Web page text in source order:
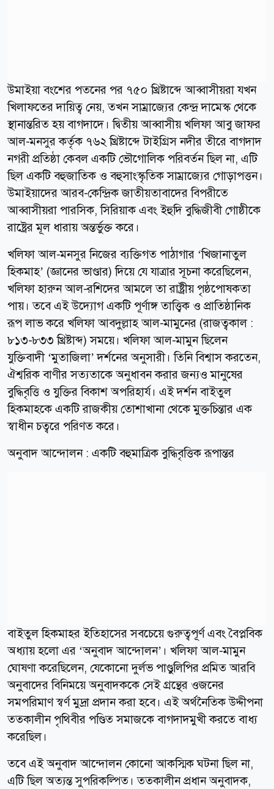
উমাইয়া বংশের পতনের পর ৭৫০ খ্রিষ্টাব্দে আব্বাসীয়রা যখন
খিলাফতের দায়িত্ব নেয়, তখন সাম্রাজ্যের কেন্দ্র দামেস্ক থেকে
স্থানান্তরিত হয় বাগদাদে। দ্বিতীয় আব্বাসীয় খলিফা আবু জাফর
আল-মনসুর কর্তৃক ৭৬২ খ্রিষ্টাব্দে টাইগ্রিস নদীর তীরে বাগদাদ
নগরী প্রতিষ্ঠা কেবল একটি ভৌগোলিক পরিবর্তন ছিল না, এটি
ছিল একটি বহুজাতিক ও বহুসাংস্কৃতিক সাম্রাজ্যের গোড়াপত্তন।
উমাইয়াদের আরব-কেন্দ্রিক জাতীয়তাবাদের বিপরীতে
আব্বাসীয়রা পারসিক, সিরিয়াক এবং ইহুদি বুদ্ধিজীবী গোষ্ঠীকে
রাষ্ট্রের মূল ধারায় অন্তর্ভুক্ত করে।
খলিফা আল-মনসুর নিজের ব্যক্তিগত পাঠাগার ‘খিজানাতুল
হিকমাহ’ (জ্ঞানের ভাণ্ডার) দিয়ে যে যাত্রার সূচনা করেছিলেন,
খলিফা হারুন আল-রশিদের আমলে তা রাষ্ট্রীয় পৃষ্ঠপোষকতা
পায়। তবে এই উদ্যোগ একটি পূর্ণাঙ্গ তাত্ত্বিক ও প্রাতিষ্ঠানিক
রূপ লাভ করে খলিফা আবদুল্লাহ আল-মামুনের (রাজত্বকাল :
৮১৩-৮৩৩ খ্রিষ্টাব্দ) সময়ে। খলিফা আল-মামুন ছিলেন
যুক্তিবাদী ‘মুতাজিলা’ দর্শনের অনুসারী। তিনি বিশ্বাস করতেন,
ঐশ্বরিক বাণীর সত্যতাকে অনুধাবন করার জন্যও মানুষের
বুদ্ধিবৃত্তি ও যুক্তির বিকাশ অপরিহার্য। এই দর্শন বাইতুল
হিকমাহকে একটি রাজকীয় তোশাখানা থেকে মুক্তচিন্তার এক
স্বাধীন চত্বরে পরিণত করে।
অনুবাদ আন্দোলন : একটি বহুমাত্রিক বুদ্ধিবৃত্তিক রূপান্তর
বাইতুল হিকমাহর ইতিহাসের সবচেয়ে গুরুত্বপূর্ণ এবং বৈপ্লবিক
অধ্যায় হলো এর ‘অনুবাদ আন্দোলন’। খলিফা আল-মামুন
ঘোষণা করেছিলেন, যেকোনো দুর্লভ পাণ্ডুলিপির প্রমিত আরবি
অনুবাদের বিনিময়ে অনুবাদককে সেই গ্রন্থের ওজনের
সমপরিমাণ স্বর্ণ মুদ্রা প্রদান করা হবে। এই অর্থনৈতিক উদ্দীপনা
তত্কালীন পৃথিবীর পণ্ডিত সমাজকে বাগদাদমুখী করতে বাধ্য
করেছিল।
তবে এই অনুবাদ আন্দোলন কোনো আকস্মিক ঘটনা ছিল না,
এটি ছিল অত্যন্ত সুপরিকল্পিত। তত্কালীন প্রধান অনুবাদক,